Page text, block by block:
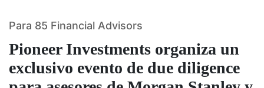
Pioneer Investments organiza un
exclusivo evento de due diligence
Para 85 Financial Advisors